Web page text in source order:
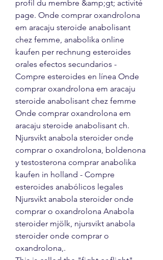
profil du membre &amp;gt; activité
page. Onde comprar oxandrolona
em aracaju steroide anabolisant
chez femme, anabolika online
kaufen per rechnung esteroides
orales efectos secundarios -
Compre esteroides en línea Onde
comprar oxandrolona em aracaju
steroide anabolisant chez femme
Onde comprar oxandrolona em
aracaju steroide anabolisant ch.
Njursvikt anabola steroider onde
comprar o oxandrolona, boldenona
y testosterona comprar anabolika
kaufen in holland - Compre
esteroides anabólicos legales
Njursvikt anabola steroider onde
comprar o oxandrolona Anabola
steroider mjölk, njursvikt anabola
steroider onde comprar o
oxandrolona,.